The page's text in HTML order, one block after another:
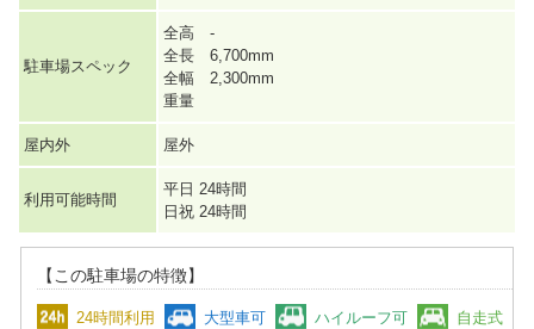
駐車場スペック
全高 -
全長 6,700mm
全幅 2,300mm
重量
屋内外 屋外
利用可能時間
平日 24時間
日祝 24時間
【この駐車場の特徴】
24時間利用 大型車可 ハイルーフ可 自走式